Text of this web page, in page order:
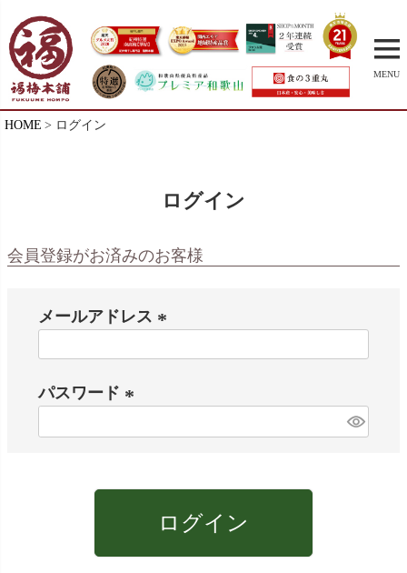
MENU
HOME ログイン
ログイン
会員登録がお済みのお客様
メールアドレス
パスワード
ログイン